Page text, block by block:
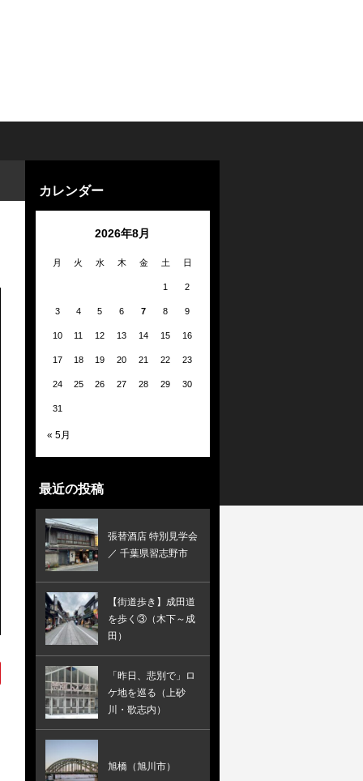
カレンダー
2026年8月
月 火 水 木 金 土 日
1 2
3 4 5 6 7 8 9
10 11 12 13 14 15 16
17 18 19 20 21 22 23
24 25 26 27 28 29 30
31
« 5月
最近の投稿
張替酒店 特別見学会
／ 千葉県習志野市
【街道歩き】成田道
を歩く③（木下～成
田）
「昨日、悲別で」ロ
ケ地を巡る（上砂
川・歌志内）
旭橋（旭川市）